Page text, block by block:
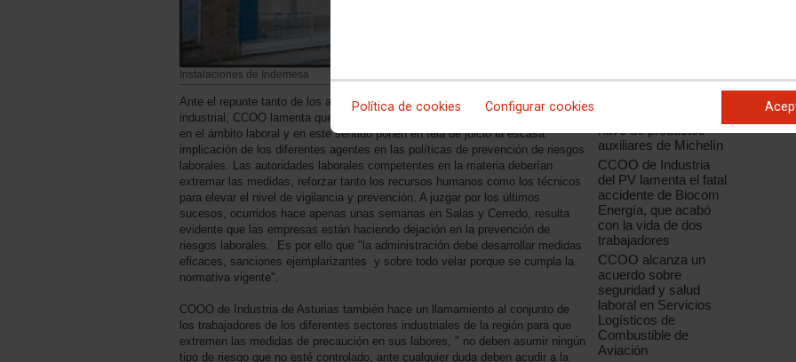
Política de cookies Configurar cookies
Instalaciones de Indemesa
Ante el repunte tanto de los accidentes mortales como graves en el sector
industrial, CCOO lamenta que una vez más se sigan produciendo accidentes
en el ámbito laboral y en este sentido ponen en tela de juicio la escasa
implicación de los diferentes agentes en las políticas de prevención de riesgos
laborales. Las autoridades laborales competentes en la materia deberían
extremar las medidas, reforzar tanto los recursos humanos como los técnicos
para elevar el nivel de vigilancia y prevención. A juzgar por los últimos
sucesos, ocurridos hace apenas unas semanas en Salas y Cerredo, resulta
evidente que las empresas están haciendo dejación en la prevención de
riesgos laborales. Es por ello que "la administración debe desarrollar medidas
eficaces, sanciones ejemplarizantes y sobre todo velar porque se cumpla la
normativa vigente".
COOO de Industria de Asturias también hace un llamamiento al conjunto de
los trabajadores de los diferentes sectores industriales de la región para que
extremen las medidas de precaución en sus labores, " no deben asumir ningún
tipo de riesgo que no esté controlado, ante cualquier duda deben acudir a la
Castilla y León
nave de productos
auxiliares de Michelín
CCOO de Industria
del PV lamenta el fatal
accidente de Biocom
Energía, que acabó
con la vida de dos
trabajadores
CCOO alcanza un
acuerdo sobre
seguridad y salud
laboral en Servicios
Logísticos de
Combustible de
Aviación